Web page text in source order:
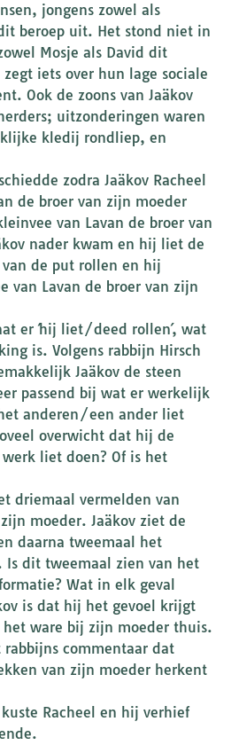
jongens zowel als
beroep uit. Het stond niet in
Mosje als David dit
iets over hun lage sociale
Ook de zoons van Jaäkov
uitzonderingen waren
kledij rondliep, en
zodra Jaäkov Racheel
de broer van zijn moeder
van Lavan de broer van
nader kwam en hij liet de
de put rollen en hij
van Lavan de broer van zijn
er ´hij liet/deed rollen´, wat
is. Volgens rabbijn Hirsch
Jaäkov de steen
passend bij wat er werkelijk
anderen/een ander liet
overwicht dat hij de
liet doen? Of is het
driemaal vermelden van
moeder. Jaäkov ziet de
daarna tweemaal het
Is dit tweemaal zien van het
Wat in elk geval
is dat hij het gevoel krijgt
ware bij zijn moeder thuis.
commentaar dat
van zijn moeder herkent
kuste Racheel en hij verhief